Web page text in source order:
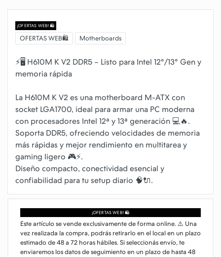
¡OFERTAS WEB! 🛍️
OFERTAS WEB🛍️ Motherboards
⚡🖥️ H610M K V2 DDR5 – Listo para Intel 12°/13° Gen y
memoria rápida
La H610M K V2 es una motherboard M-ATX con
socket LGA1700, ideal para armar una PC moderna
con procesadores Intel 12ª y 13ª generación 💻🔥.
Soporta DDR5, ofreciendo velocidades de memoria
más rápidas y mejor rendimiento en multitarea y
gaming ligero 🎮⚡.
Diseño compacto, conectividad esencial y
¡OFERTAS WEB! 🛍️
Este artículo se vende exclusivamente de forma online. ⚠️ Una
vez realizada la compra, podrás retirarlo en el local en un plazo
estimado de 48 a 72 horas hábiles. Si seleccionás envío, te
enviaremos los datos de seguimiento en un plazo de hasta 48